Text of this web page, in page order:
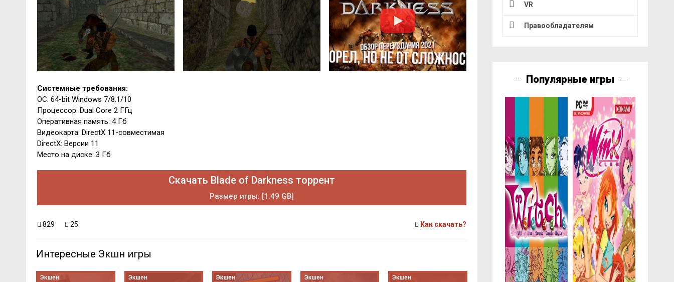
Системные требования:
ОС: 64-bit Windows 7/8.1/10
Процессор: Dual Core 2 ГГц
Оперативная память: 4 Гб
Видеокарта: DirectX 11-совместимая
DirectX: Версии 11
Место на диске: 3 Гб
Скачать Blade of Darkness торрент
Размер игры: [1.49 GB]
829 25 Как скачать?
Интересные Экшн игры
Экшен Экшен Экшен Экшен Экшен
VR
Правообладателям
Популярные игры